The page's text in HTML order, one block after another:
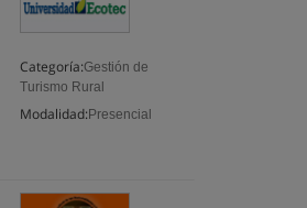
Categoría:Gestión de
Turismo Rural
Modalidad: Presencial